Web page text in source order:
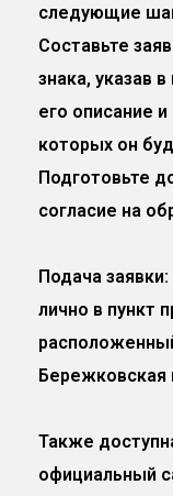
следующие
Составьте
знака, указав
его описание
которых он
Подготовьте
согласие на
Подача
лично в пункт
Бережковская
Также
официальный